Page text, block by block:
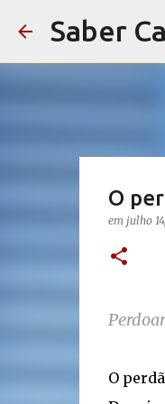
Saber
O
em julho
O